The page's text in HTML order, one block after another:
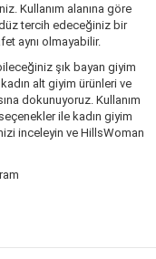
Kullanım alanına göre
tercih edeceğiniz bir
aynı olmayabilir.
şık bayan giyim
alt giyim ürünleri ve
dokunuyoruz. Kullanım
ile kadın giyim
inceleyin ve HillsWoman